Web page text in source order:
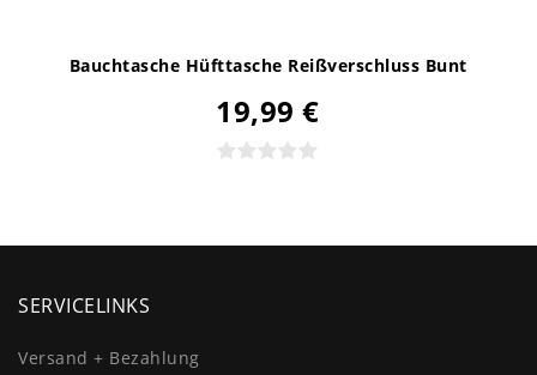
Bauchtasche Hüfttasche Reißverschluss Bunt
19,99 €
SERVICELINKS
Versand + Bezahlung